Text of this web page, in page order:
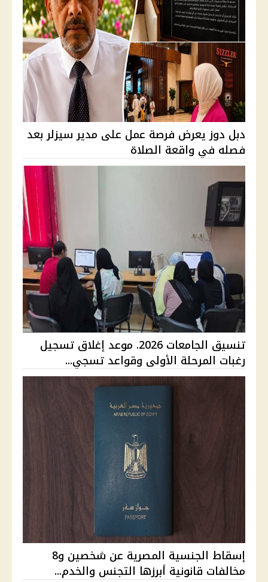
دبل دوز يعرض فرصة عمل على مدير سيزلر بعد
فصله في واقعة الصلاة
تنسيق الجامعات 2026. موعد إغلاق تسجيل
رغبات المرحلة الأولى وقواعد تسجي...
إسقاط الجنسية المصرية عن شخصين و8
مخالفات قانونية أبرزها التجنس والخدم...